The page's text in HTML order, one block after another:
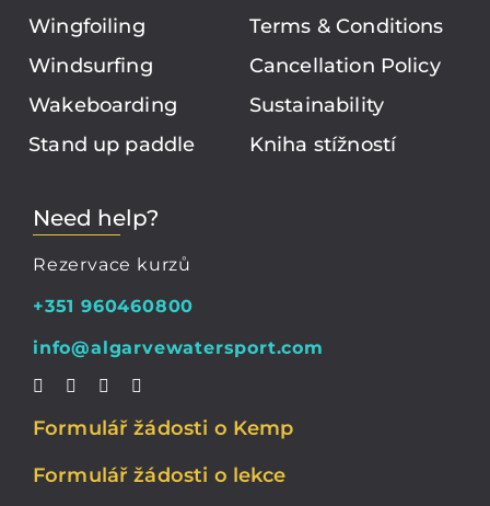
Wingfoiling
Windsurfing
Wakeboarding
Stand up paddle
Terms & Conditions
Cancellation Policy
Sustainability
Kniha stížností
Need help?
Rezervace kurzů
+351 960460800
info@algarvewatersport.com
Formulář žádosti o Kemp
Formulář žádosti o lekce